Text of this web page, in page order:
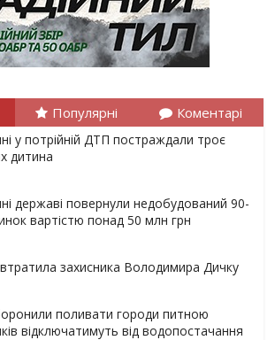
Популярні Коментарі
у потрійній ДТП постраждали троє
дитина
державі повернули недобудований 90-
вартістю понад 50 млн грн
захисника Володимира Дичку
поливати городи питною
відключатимуть від водопостачання